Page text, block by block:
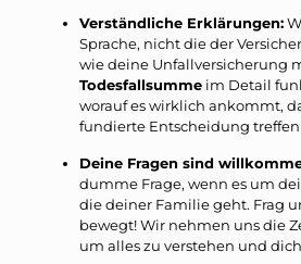
Verständliche Erklärungen:
Sprache, nicht die der
wie deine Unfallversicherung
Todesfallsumme im Detail
worauf es wirklich ankommt,
fundierte Entscheidung treffen
Deine Fragen sind
dumme Frage, wenn es um
die deiner Familie geht. Frag
bewegt! Wir nehmen uns die
um alles zu verstehen und